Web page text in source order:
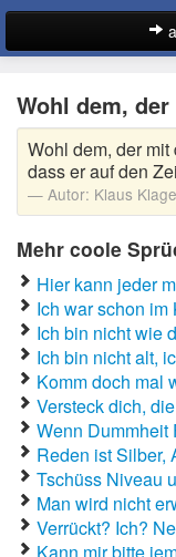
Coole Sprüche
Dumme
Englische
Facebook
Fußballsprüche
Gute Nacht
Gute Sprüche
Wohl dem,
Wohl dem, der
dass er auf den
Autor: Klaus
Mehr coole
Hier kann jeder
Ich war schon
Ich bin nicht wie
Ich bin nicht alt,
Komm doch mal
Versteck dich,
Wenn
Reden ist
Tschüss Niveau
Man wird nicht
Verrückt? Ich?